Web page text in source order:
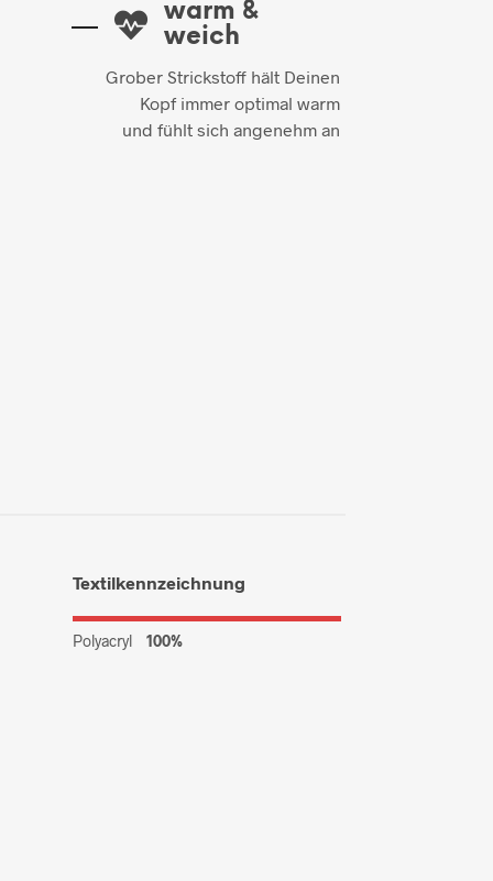
warm &
weich
Grober Strickstoff hält Deinen
Kopf immer optimal warm
und fühlt sich angenehm an
Textilkennzeichnung
Polyacryl 100%